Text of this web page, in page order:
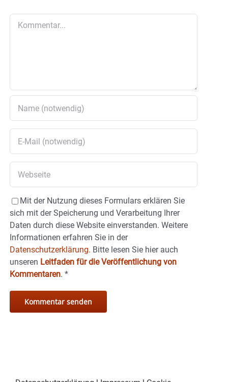
Mit der Nutzung dieses Formulars erklären Sie
sich mit der Speicherung und Verarbeitung Ihrer
Daten durch diese Website einverstanden. Weitere
Informationen erfahren Sie in der
Datenschutzerklärung. Bitte lesen Sie hier auch
unseren Leitfaden für die Veröffentlichung von
Kommentaren. *